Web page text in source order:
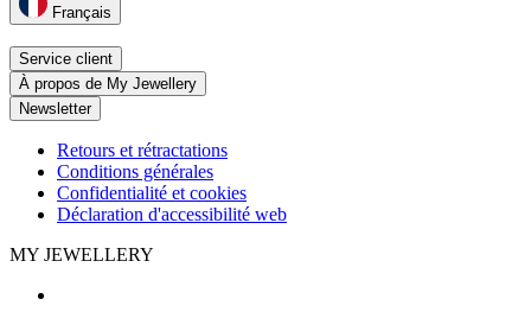
Français
Service client
À propos de My Jewellery
Newsletter
Retours et rétractations
Conditions générales
Confidentialité et cookies
Déclaration d'accessibilité web
MY JEWELLERY